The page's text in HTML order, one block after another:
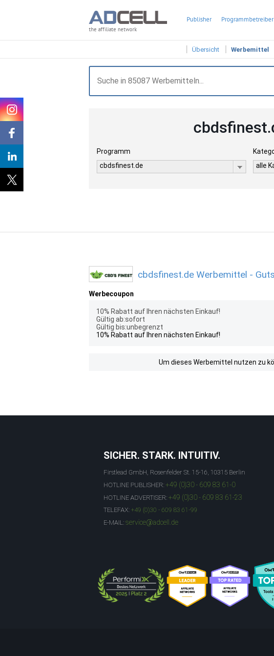
the affiliate network
Publisher Programmbetreiber
Übersicht Werbemittel
Programm
cbdsfinest.de
alle
cbdsfinest.de Werbemittel -
Werbecoupon
10% Rabatt auf Ihren nächsten Einkauf!
Gültig ab:sofort
Gültig bis:unbegrenzt
10% Rabatt auf Ihren nächsten Einkauf!
Um dieses Werbemittel nutzen zu
SICHER. STARK. INTUITIV.
Firstlead GmbH, Rosenfelder St. 15-16, 10315 Berlin
HOTLINE PUBLISHER: +49 (0)30 - 609 83 61-0
HOTLINE ADVERTISER: +49 (0)30 - 609 83 61-23
TELEFAX: +49 (0)30 - 609 83 61-99
E-MAIL: service@adcell.de